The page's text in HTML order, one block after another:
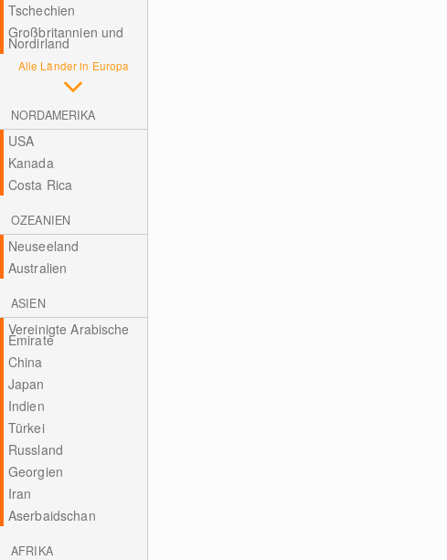
Tschechien
Großbritannien und
Nordirland
Alle Länder in Europa
NORDAMERIKA
USA
Kanada
Costa Rica
OZEANIEN
Neuseeland
Australien
ASIEN
Vereinigte Arabische
Emirate
China
Japan
Indien
Türkei
Russland
Georgien
Iran
Aserbaidschan
AFRIKA